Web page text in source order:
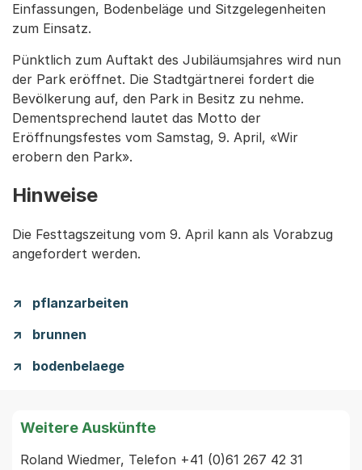
Einfassungen, Bodenbeläge und Sitzgelegenheiten
zum Einsatz.
Pünktlich zum Auftakt des Jubiläumsjahres wird nun
der Park eröffnet. Die Stadtgärtnerei fordert die
Bevölkerung auf, den Park in Besitz zu nehme.
Dementsprechend lautet das Motto der
Eröffnungsfestes vom Samstag, 9. April, «Wir
erobern den Park».
Hinweise
Die Festtagszeitung vom 9. April kann als Vorabzug
angefordert werden.
pflanzarbeiten
brunnen
bodenbelaege
Weitere Auskünfte
Roland Wiedmer, Telefon +41 (0)61 267 42 31